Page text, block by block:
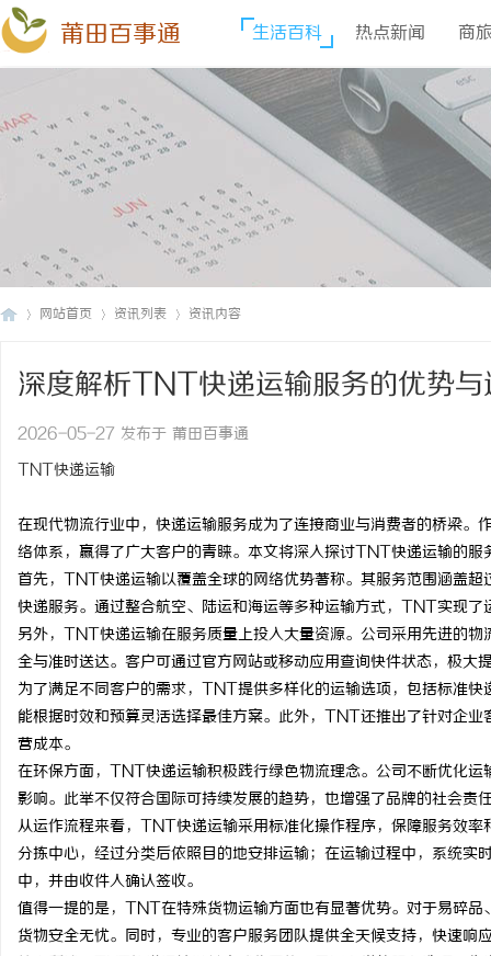
莆田百事通 生活百科 热点新闻 商
网站首页 资讯列表 资讯内容
深度解析TNT快递运输服务的优势与
2026-05-27 发布于 莆田百事通
TNT快递运输
在现代物流行业中，快递运输服务成为了连接商业与消费者的桥梁
络体系，赢得了广大客户的青睐。本文将深入探讨TNT快递运输的
首先，TNT快递运输以覆盖全球的网络优势著称。其服务范围涵盖
快递服务。通过整合航空、陆运和海运等多种运输方式，TNT实现
另外，TNT快递运输在服务质量上投入大量资源。公司采用先进的
全与准时送达。客户可通过官方网站或移动应用查询快件状态，极大
为了满足不同客户的需求，TNT提供多样化的运输选项，包括标准
能根据时效和预算灵活选择最佳方案。此外，TNT还推出了针对企
营成本。
在环保方面，TNT快递运输积极践行绿色物流理念。公司不断优化
影响。此举不仅符合国际可持续发展的趋势，也增强了品牌的社会责
从运作流程来看，TNT快递运输采用标准化操作程序，保障服务效
分拣中心，经过分类后依照目的地安排运输；在运输过程中，系统
中，并由收件人确认签收。
值得一提的是，TNT在特殊货物运输方面也有显著优势。对于易碎
货物安全无忧。同时，专业的客户服务团队提供全天候支持，快速响